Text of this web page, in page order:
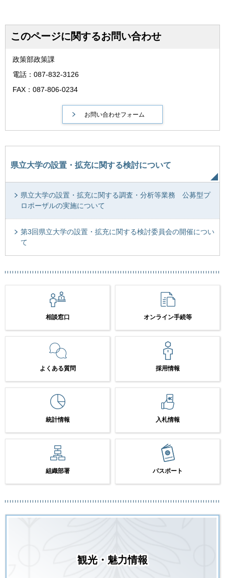
このページに関するお問い合わせ
政策部政策課
電話：087-832-3126
FAX：087-806-0234
県立大学の設置・拡充に関する検討について
県立大学の設置・拡充に関する調査・分析等業務 公募型プ
ロポーザルの実施について
第3回県立大学の設置・拡充に関する検討委員会の開催につい
て
相談窓口 オンライン手続等
よくある質問 採用情報
統計情報 入札情報
組織部署 パスポート
観光・魅力情報